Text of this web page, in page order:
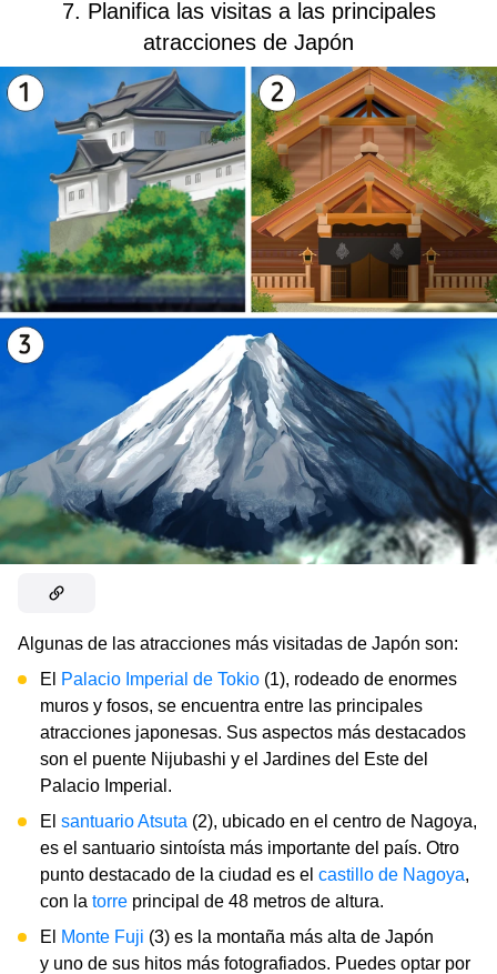
7. Planifica las visitas a las principales
atracciones de Japón
Algunas de las atracciones más visitadas de Japón son:
El
Palacio Imperial de Tokio (1), rodeado de enormes
muros y fosos, se encuentra entre las principales
atracciones japonesas. Sus aspectos más destacados
son el puente Nijubashi y el Jardines del Este del
Palacio Imperial.
El santuario Atsuta (2), ubicado en el centro de Nagoya,
es el santuario sintoísta más importante del país. Otro
punto destacado de la ciudad es el castillo de Nagoya,
con la torre principal de 48 metros de altura.
El
Monte Fuji (3) es la montaña más alta de Japón
y uno de sus hitos más fotografiados. Puedes optar por